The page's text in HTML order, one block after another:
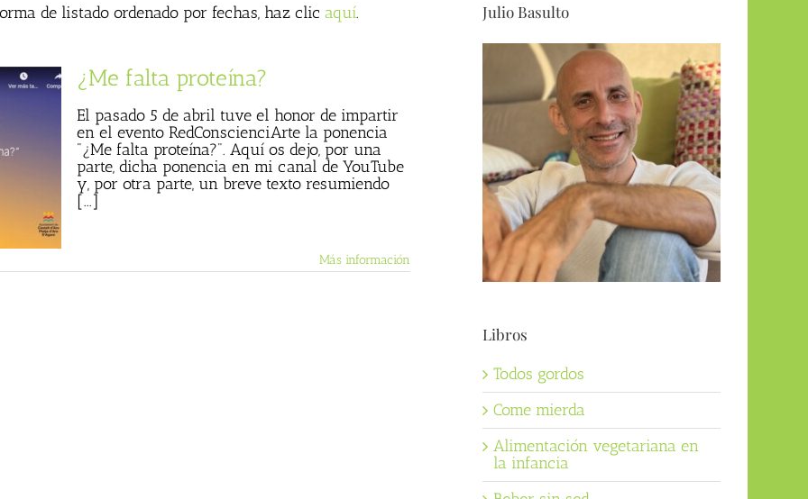
de listado ordenado por fechas, haz clic aquí.
¿Me falta proteína?
El pasado 5 de abril tuve el honor de impartir
en el evento RedConscienciArte la ponencia
"¿Me falta proteína?". Aquí os dejo, por una
parte, dicha ponencia en mi canal de YouTube
y, por otra parte, un breve texto resumiendo
[...]
Más información
Julio Basulto
Libros
Todos gordos
Come mierda
Alimentación vegetariana en
la infancia